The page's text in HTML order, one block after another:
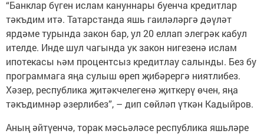
“Банклар бүген ислам кануннары буенча кредитлар
тәкъдим итә. Татарстанда яшь гаиләләргә дәүләт
ярдәме турында закон бар, ул 20 еллап элегрәк кабул
ителде. Инде шул чагында ук закон нигезенә ислам
ипотекасы һәм процентсыз кредитлау салынды. Без бу
программага яңа сулыш өреп җибәрергә ниятлибез.
Хәзер, республика җитәкчелегенә җиткерү өчен, яңа
тәкъдимнәр әзерлибез”, – дип сөйләп үткән Кадыйров.
Аның әйтүенчә, торак мәсьәләсе республика яшьләре